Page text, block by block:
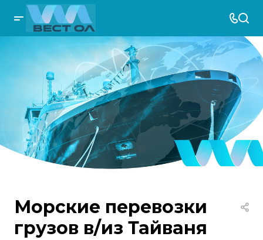
Морские перевозки
грузов в/из Тайваня